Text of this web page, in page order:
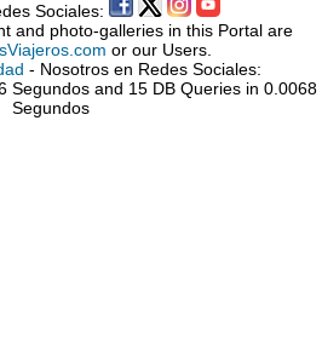
Sociales:
and photo-galleries in this Portal are
or our Users.
- Nosotros en Redes Sociales:
Segundos and 15 DB Queries in 0.0068
Segundos